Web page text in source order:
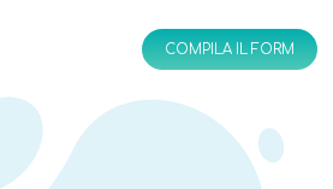
COMPILA IL FORM